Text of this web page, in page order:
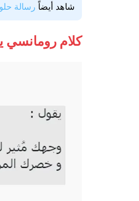
شاهد أيضاً رسالة
كلام رومانسي